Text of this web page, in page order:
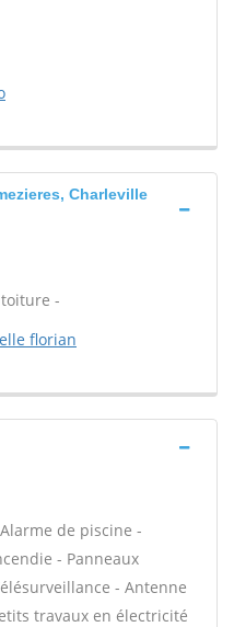
Charleville
-
florian
de piscine -
- Panneaux
- Antenne
travaux en électricité